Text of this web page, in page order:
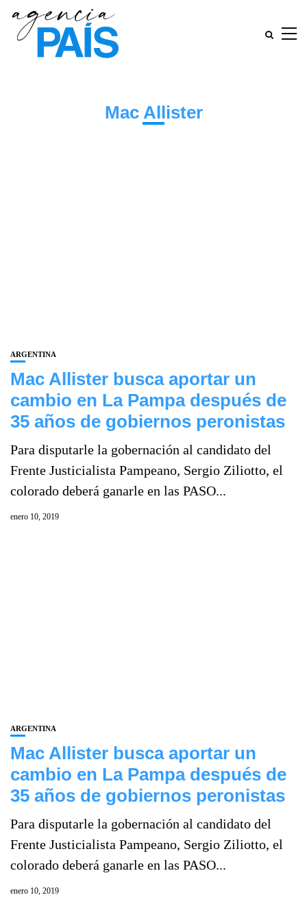
Mac Allister
ARGENTINA
Mac Allister busca aportar un
cambio en La Pampa después de
35 años de gobiernos peronistas
Para disputarle la gobernación al candidato del
Frente Justicialista Pampeano, Sergio Ziliotto, el
colorado deberá ganarle en las PASO...
enero 10, 2019
ARGENTINA
Mac Allister busca aportar un
cambio en La Pampa después de
35 años de gobiernos peronistas
Para disputarle la gobernación al candidato del
Frente Justicialista Pampeano, Sergio Ziliotto, el
colorado deberá ganarle en las PASO...
enero 10, 2019